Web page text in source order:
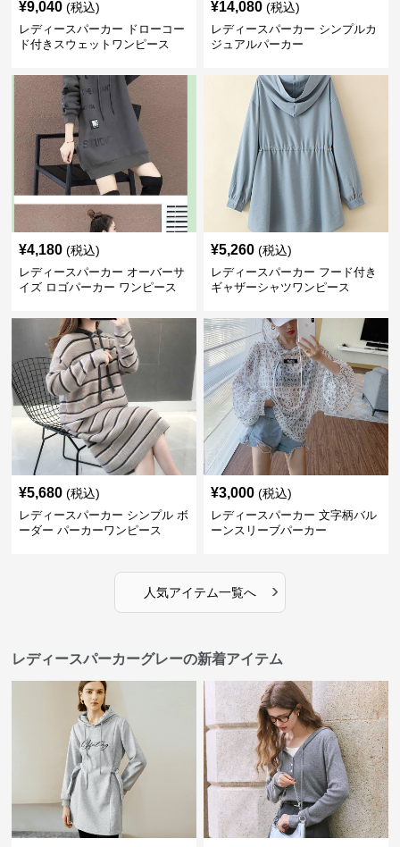
¥9,040 (税込)
レディースパーカー ドローコー
ド付きスウェットワンピース
¥14,080 (税込)
レディースパーカー シンプルカ
ジュアルパーカー
¥4,180 (税込)
レディースパーカー オーバーサ
イズ ロゴパーカー ワンピース
¥5,260 (税込)
レディースパーカー フード付き
ギャザーシャツワンピース
¥5,680 (税込)
レディースパーカー シンプル ボ
ーダー パーカーワンピース
¥3,000 (税込)
レディースパーカー 文字柄バル
ーンスリーブパーカー
人気アイテム一覧へ ›
レディースパーカーグレーの新着アイテム